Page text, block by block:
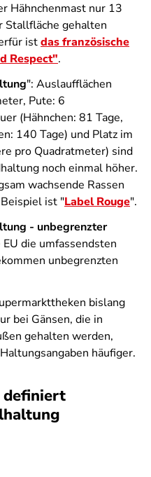
Hähnchenmast nur 13
Stallfläche gehalten
istdas französische
Respect".
": Auslaufflächen
Pute: 6
(Hähnchen: 81 Tage,
140 Tage) und Platz im
pro Quadratmeter) sind
noch einmal höher.
wachsende Rassen
ist "Label Rouge".
- unbegrenzter
die umfassendsten
unbegrenzten
bislang
bei Gänsen, die in
gehalten werden,
häufiger.
definiert